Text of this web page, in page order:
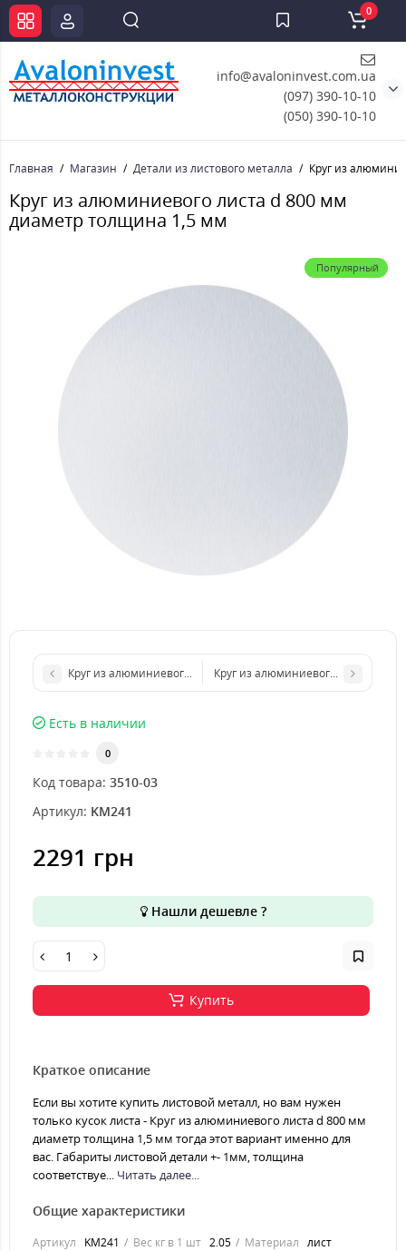
info@avaloninvest.com.ua
(097) 390-10-10
(050) 390-10-10
0
Главная Магазин Детали из листового металла Круг из
Круг из алюминиевого листа d 800 мм
диаметр толщина 1,5 мм
Популярный
Круг из алюминиевого листа d 500 мм диаметр толщина 1,5
Круг из алюминиевого листа d
Есть в наличии
0
Код товара: 3510-03
Артикул: KM241
2291 грн
Нашли дешевле ?
Купить
Краткое описание
Если вы хотите купить листовой металл, но вам нужен
только кусок листа - Круг из алюминиевого листа d 800 мм
диаметр толщина 1,5 мм тогда этот вариант именно для
вас. Габариты листовой детали +- 1мм, толщина
соответствуе... Читать далее...
Общие характеристики
Артикул KM241 Вес кг в 1 шт 2.05 Материал лист